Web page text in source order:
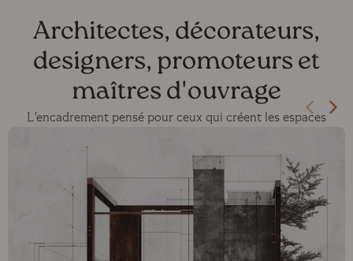
Architectes, décorateurs,
designers, promoteurs et
maîtres d'ouvrage
L'encadrement pensé pour ceux qui créent les espaces